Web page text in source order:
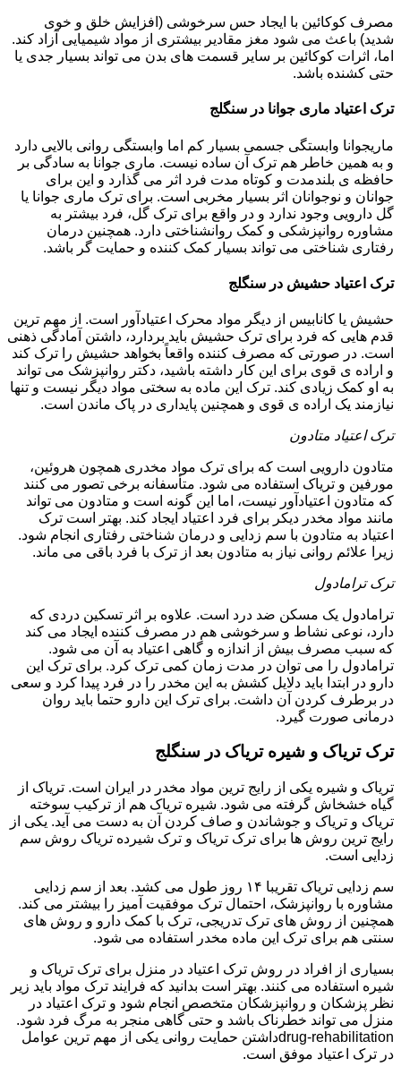
مصرف کوکائین با ایجاد حس سرخوشی (افزایش خلق و خوی
شدید) باعث می شود مغز مقادیر بیشتری از مواد شیمیایی آزاد کند.
اما، اثرات کوکائین بر سایر قسمت های بدن می تواند بسیار جدی یا
حتی کشنده باشد.
ترک اعتیاد ماری جوانا در سنگلج
ماریجوانا وابستگی جسمی بسیار کم اما وابستگی روانی بالایی دارد
و به همین خاطر هم ترک آن ساده نیست. ماری جوانا به سادگی بر
حافظه ی بلندمدت و کوتاه مدت فرد اثر می گذارد و این برای
جوانان و نوجوانان اثر بسیار مخربی است. برای ترک ماری جوانا یا
گل دارویی وجود ندارد و در واقع برای ترک گل، فرد بیشتر به
مشاوره روانپزشکی و کمک روانشناختی دارد. همچنین درمان
رفتاری شناختی می تواند بسیار کمک کننده و حمایت گر باشد.
ترک اعتیاد حشیش در سنگلج
حشیش یا کانابیس از دیگر مواد محرک اعتیادآور است. از مهم ترین
قدم هایی که فرد برای ترک حشیش باید بردارد، داشتن آمادگی ذهنی
است. در صورتی که مصرف کننده واقعاً بخواهد حشیش را ترک کند
و اراده ی قوی برای این کار داشته باشید، دکتر روانپزشک می تواند
به او کمک زیادی کند. ترک این ماده به سختی مواد دیگر نیست و تنها
نیازمند یک اراده ی قوی و همچنین پایداری در پاک ماندن است.
ترک اعتیاد متادون
متادون دارویی است که برای ترک مواد مخدری همچون هروئین،
مورفین و تریاک استفاده می شود. متأسفانه برخی تصور می کنند
که متادون اعتیادآور نیست، اما این گونه است و متادون می تواند
مانند مواد مخدر دیکر برای فرد اعتیاد ایجاد کند. بهتر است ترک
اعتیاد به متادون با سم زدایی و درمان شناختی رفتاری انجام شود.
زیرا علائم روانی نیاز به متادون بعد از ترک با فرد باقی می ماند.
ترک ترامادول
ترامادول یک مسکن ضد درد است. علاوه بر اثر تسکین دردی که
دارد، نوعی نشاط و سرخوشی هم در مصرف کننده ایجاد می کند
که سبب مصرف بیش از اندازه و گاهی اعتیاد به آن می شود.
ترامادول را می توان در مدت زمان کمی ترک کرد. برای ترک این
دارو در ابتدا باید دلایل کشش به این مخدر را در فرد پیدا کرد و سعی
در برطرف کردن آن داشت. برای ترک این دارو حتما باید روان
درمانی صورت گیرد.
ترک تریاک و شیره تریاک در سنگلج
تریاک و شیره یکی از رایج ترین مواد مخدر در ایران است. تریاک از
گیاه خشخاش گرفته می شود. شیره تریاک هم از ترکیب سوخته
تریاک و تریاک و جوشاندن و صاف کردن آن به دست می آید. یکی از
رایج ترین روش ها برای ترک تریاک و ترک شیرده تریاک روش سم
زدایی است.
سم زدایی تریاک تقریبا ۱۴ روز طول می کشد. بعد از سم زدایی
مشاوره با روانپزشک، احتمال ترک موفقیت آمیز را بیشتر می کند.
همچنین از روش های ترک تدریجی، ترک با کمک دارو و روش های
سنتی هم برای ترک این ماده مخدر استفاده می شود.
بسیاری از افراد در روش ترک اعتیاد در منزل برای ترک تریاک و
شیره استفاده می کنند. بهتر است بدانید که فرایند ترک مواد باید زیر
نظر پزشکان و روانپزشکان متخصص انجام شود و ترک اعتیاد در
منزل می تواند خطرناک باشد و حتی گاهی منجر به مرگ فرد شود.
drug-rehabilitationداشتن حمایت روانی یکی از مهم ترین عوامل
در ترک اعتیاد موفق است.